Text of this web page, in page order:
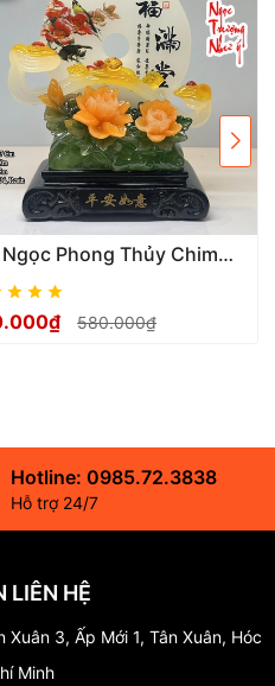
quà tặng tân gia, tượng
Phong Thủy Chim
Ương Trượng Như Ý size
Trang Trí Nhà
580.000₫
Hotline: 0985.72.3838
Hỗ trợ 24/7
LIÊN HỆ
Xuân 3, Ấp Mới 1, Tân Xuân, Hóc
Minh